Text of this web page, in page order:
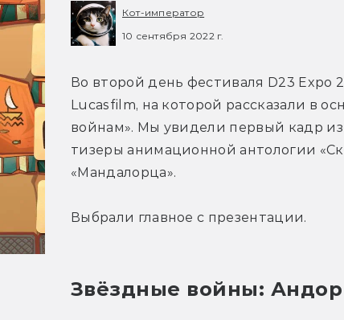
Кот-император
10 сентября 2022 г.
Во второй день фестиваля D23 Expo
Lucasfilm, на которой рассказали в
войнам». Мы увидели первый кадр из
тизеры анимационной антологии
«Мандалорца».
Выбрали главное с презентации.
Звёздные войны: Андор